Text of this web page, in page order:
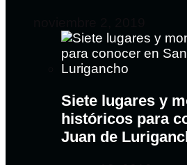
Siete lugares y
históricos para
Juan de